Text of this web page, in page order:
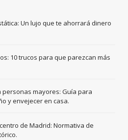
Un lujo que te ahorrará dinero
10 trucos para que parezcan más
personas mayores: Guía para
y envejecer en casa.
de Madrid: Normativa de